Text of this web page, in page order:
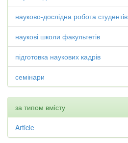
науково-дослідна робота студентів
наукові школи факультетів
підготовка наукових кадрів
семінари
за типом вмісту
Article